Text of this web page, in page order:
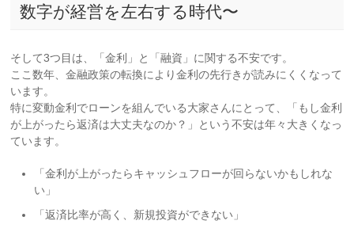
数字が経営を左右する時代〜
そして3つ目は、「金利」と「融資」に関する不安です。
ここ数年、金融政策の転換により金利の先行きが読みにくくなって
います。
特に変動金利でローンを組んでいる大家さんにとって、「もし金利
が上がったら返済は大丈夫なのか？」という不安は年々大きくなっ
ています。
「金利が上がったらキャッシュフローが回らないかもしれな
い」
「返済比率が高く、新規投資ができない」